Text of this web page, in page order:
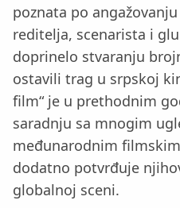
poznata po
reditelja, scenarista i
doprinelo stvaranju
ostavili trag u srpskoj
film“ je u prethodnim
saradnju sa mnogim
međunarodnim
dodatno potvrđuje
globalnoj sceni.